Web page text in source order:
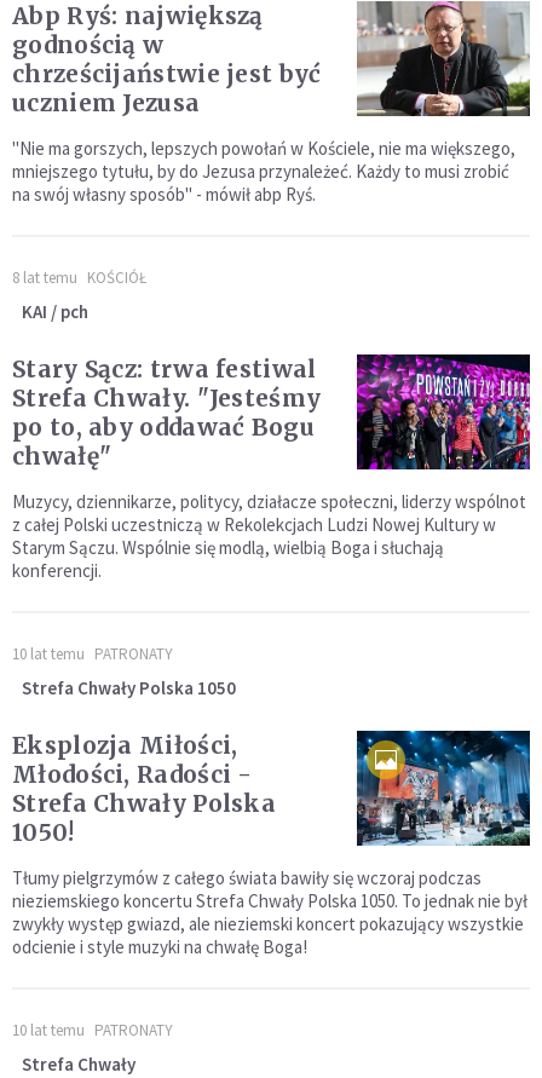
Abp Ryś: największą
godnością w
chrześcijaństwie jest być
uczniem Jezusa
"Nie ma gorszych, lepszych powołań w Kościele, nie ma większego,
mniejszego tytułu, by do Jezusa przynależeć. Każdy to musi zrobić
na swój własny sposób" - mówił abp Ryś.
8 lat temu KOŚCIÓŁ
KAI / pch
Stary Sącz: trwa festiwal
Strefa Chwały. "Jesteśmy
po to, aby oddawać Bogu
chwałę"
Muzycy, dziennikarze, politycy, działacze społeczni, liderzy wspólnot
z całej Polski uczestniczą w Rekolekcjach Ludzi Nowej Kultury w
Starym Sączu. Wspólnie się modlą, wielbią Boga i słuchają
konferencji.
10 lat temu PATRONATY
Strefa Chwały Polska 1050
Eksplozja Miłości,
Młodości, Radości -
Strefa Chwały Polska
1050!
Tłumy pielgrzymów z całego świata bawiły się wczoraj podczas
nieziemskiego koncertu Strefa Chwały Polska 1050. To jednak nie był
zwykły występ gwiazd, ale nieziemski koncert pokazujący wszystkie
odcienie i style muzyki na chwałę Boga!
10 lat temu PATRONATY
Strefa Chwały